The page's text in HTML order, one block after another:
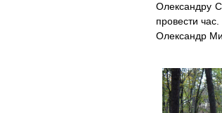
Олександру
провести
Олександр